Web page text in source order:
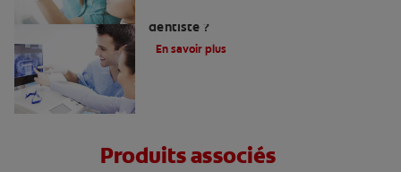
dentiste ?
En savoir plus
Produits associés